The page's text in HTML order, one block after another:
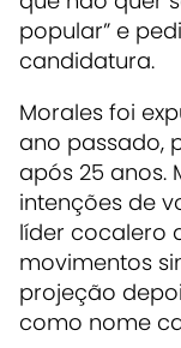
popular” e
candidatura.
Morales foi
ano passado,
após 25 anos.
intenções de
líder cocalero
movimentos
projeção
como nome